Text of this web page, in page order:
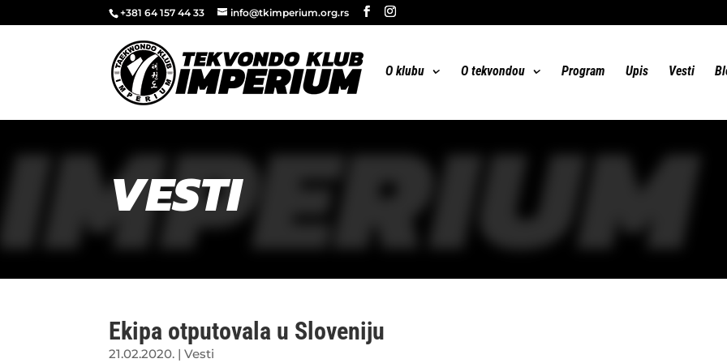
+381 64 157 44 33 info@tkimperium.org.rs
O klubu O tekvondou Program Upis Vesti
IMPERIUM
VESTI
Ekipa otputovala u Sloveniju
21.02.2020. |Vesti